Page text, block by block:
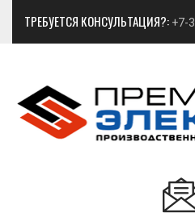
ТРЕБУЕТСЯ КОНСУЛЬТАЦИЯ?: +7-